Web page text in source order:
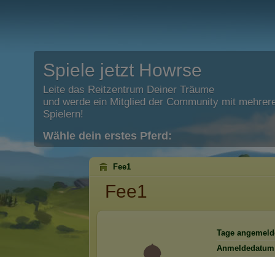
Spiele jetzt Howrse
Leite das Reitzentrum Deiner Träume
und werde ein Mitglied der Community mit
Spielern!
Wähle dein erstes Pferd:
Fee1
Fee1
Tage